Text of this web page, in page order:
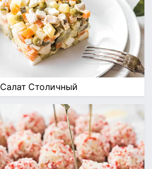
Салат Столичный